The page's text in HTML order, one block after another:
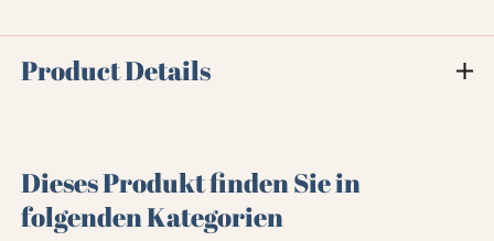
Product Details
Dieses Produkt finden Sie in
folgenden Kategorien